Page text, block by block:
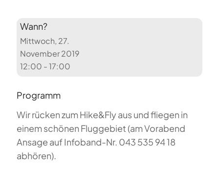
Wann?
Mittwoch, 27.
November 2019
12:00 - 17:00
Programm
Wir rücken zum Hike&Fly aus und fliegen in
einem schönen Fluggebiet (am Vorabend
Ansage auf Infoband-Nr. 043 535 94 18
abhören).